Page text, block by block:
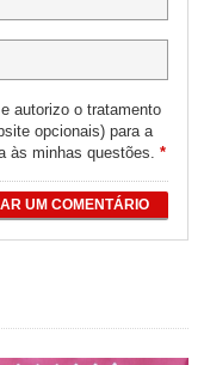
autorizo o tratamento
opcionais) para a
às minhas questões.*
UM COMENTÁRIO